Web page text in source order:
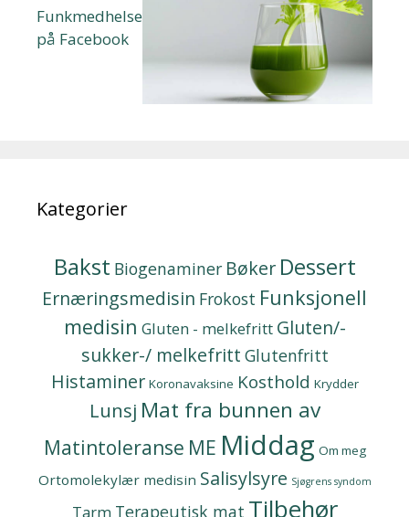
Funkmedhelse
på Facebook
Kategorier
Bakst Biogenaminer Bøker Dessert
Ernæringsmedisin Frokost Funksjonell
medisin Gluten - melkefritt Gluten/-
sukker-/ melkefritt Glutenfritt
Histaminer Koronavaksine Kosthold Krydder
Lunsj Mat fra bunnen av
Matintoleranse ME Middag Om meg
Ortomolekylær medisin Salisylsyre Sjøgrens syndom
Tarm Terapeutisk mat Tilbehør